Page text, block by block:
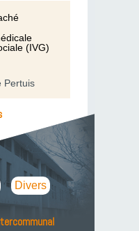
(IVG)
Pertuis
Divers